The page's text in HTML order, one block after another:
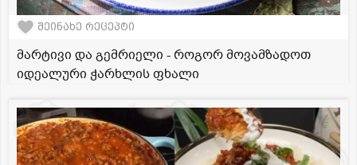
შეინახე რეცეპტი
მარტივი და გემრიელი - როგორ მოვამზადოთ
იდეალური ჭარხლის ფხალი